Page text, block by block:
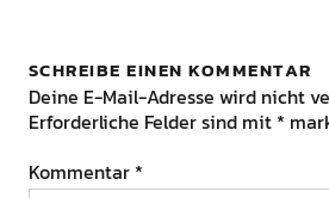
SCHREIBE EINEN KOMMENTAR
Deine E-Mail-Adresse wird nicht
Erforderliche Felder sind mit *
Kommentar *